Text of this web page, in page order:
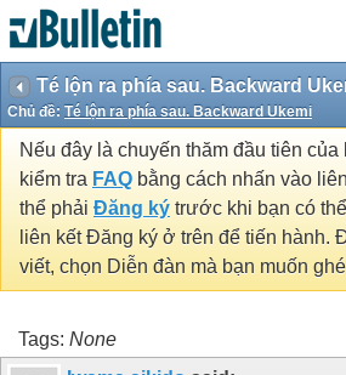
Té lộn ra phía sau. Backward
Chủ đề: Té lộn ra phía sau. Backward Ukemi
Nếu đây là chuyến thăm đầu tiên của
kiểm tra FAQ bằng cách nhấn vào
thể phải Đăng ký trước khi bạn có
liên kết Đăng ký ở trên để tiến hành.
viết, chọn Diễn đàn mà bạn muốn
Tags: None